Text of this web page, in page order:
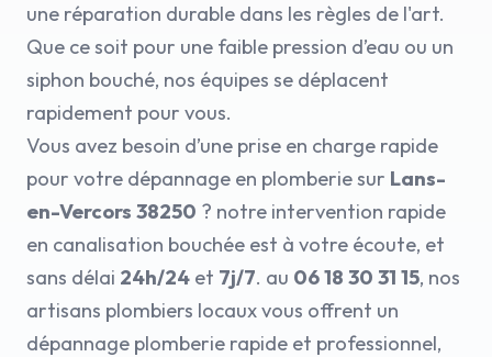
une réparation durable dans les règles de l'art.
Que ce soit pour une faible pression d’eau ou un
siphon bouché, nos équipes se déplacent
rapidement pour vous.
Vous avez besoin d’une prise en charge rapide
pour votre dépannage en plomberie sur Lans-
en-Vercors 38250 ? notre intervention rapide
en canalisation bouchée est à votre écoute, et
sans délai 24h/24 et 7j/7. au 06 18 30 31 15, nos
artisans plombiers locaux vous offrent un
dépannage plomberie rapide et professionnel,